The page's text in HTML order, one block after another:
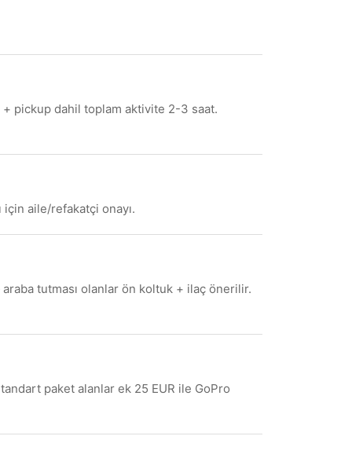
pickup dahil toplam aktivite 2-3 saat.
için aile/refakatçi onayı.
tutması olanlar ön koltuk + ilaç önerilir.
paket alanlar ek 25 EUR ile GoPro